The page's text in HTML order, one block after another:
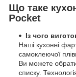
Що таке
Pocket
Із чого
Наші кухонні
самоклеючої
Ви можете
списку.